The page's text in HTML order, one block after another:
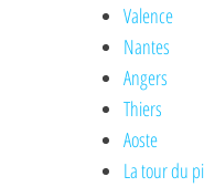
Valence
Nantes
Angers
Thiers
Aoste
La tour du